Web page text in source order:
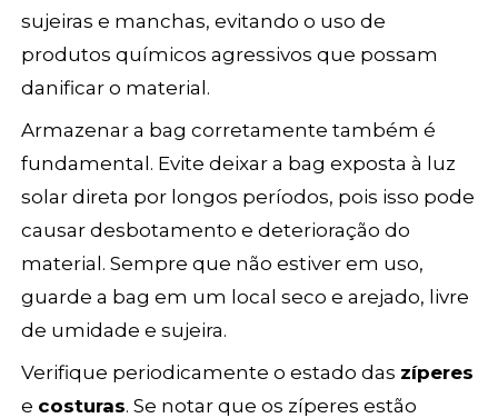
sujeiras e manchas, evitando o uso de
produtos químicos agressivos que possam
danificar o material.
Armazenar a bag corretamente também é
fundamental. Evite deixar a bag exposta à luz
solar direta por longos períodos, pois isso pode
causar desbotamento e deterioração do
material. Sempre que não estiver em uso,
guarde a bag em um local seco e arejado, livre
de umidade e sujeira.
Verifique periodicamente o estado das zíperes
e costuras. Se notar que os zíperes estão